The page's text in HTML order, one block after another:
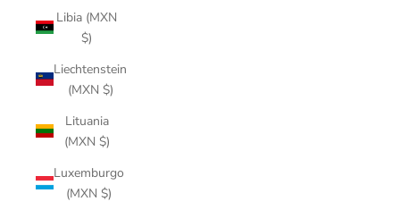
Libia (MXN
$)
Liechtenstein
(MXN $)
Lituania
(MXN $)
Luxemburgo
(MXN $)